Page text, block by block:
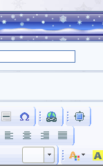
Kích cỡ phông